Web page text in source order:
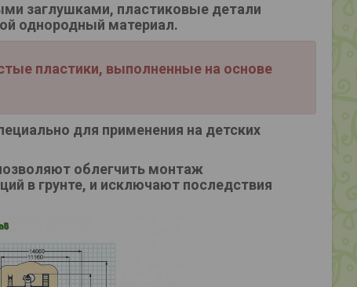
заглушками, пластиковые детали
однородный материал.
пластики, выполненные на основе
для применения на детских
облегчить монтаж
в грунте, и исключают последствия